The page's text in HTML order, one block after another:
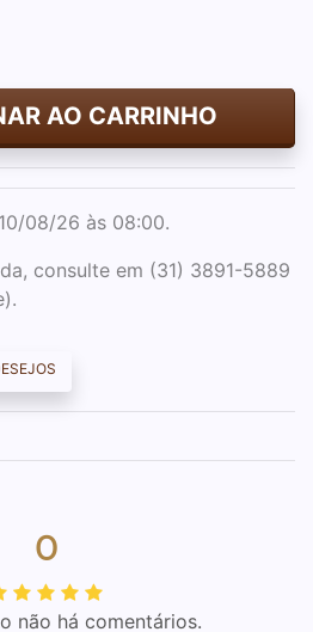
AO CARRINHO
08/26 às 08:00.
consulte em (31) 3891-5889
0
não há comentários.